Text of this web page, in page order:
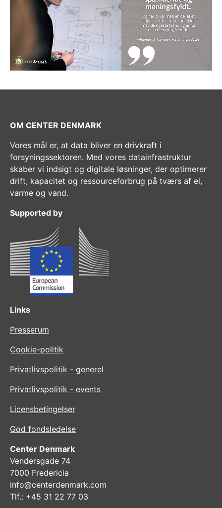
OM CENTER DENMARK
Vores mål er, at data bliver en drivkraft i
forsyningssektoren. Med vores datainfrastruktur
skaber vi indsigt og digitale løsninger, der optimerer
drift, kapacitet og ressourceforbrug på tværs af el,
varme og vand.
Supported by
Links
Presserum
Cookie-politik
Privatlivspolitik - generel
Privatlivspolitik - events
Licensbetingelser
God fondsledelse
Center Denmark
Vendersgade 74
7000 Fredericia
info@centerdenmark.com
Tlf.: +45 31 22 77 03